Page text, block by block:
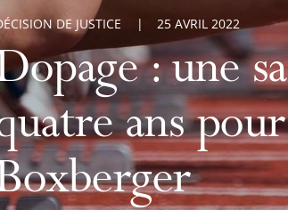
: une
ans
DE JUSTICE 25 AVRIL 2022